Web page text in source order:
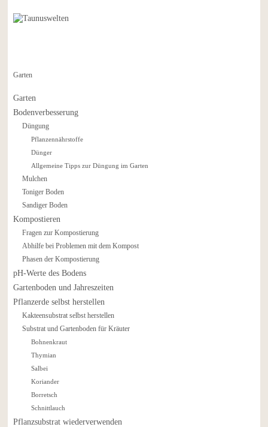
Garten
Garten
Bodenverbesserung
Düngung
Pflanzennährstoffe
Dünger
Allgemeine Tipps zur Düngung im Garten
Mulchen
Toniger Boden
Sandiger Boden
Kompostieren
Fragen zur Kompostierung
Abhilfe bei Problemen mit dem Kompost
Phasen der Kompostierung
pH-Werte des Bodens
Gartenboden und Jahreszeiten
Pflanzerde selbst herstellen
Kakteensubstrat selbst herstellen
Substrat und Gartenboden für Kräuter
Bohnenkraut
Thymian
Salbei
Koriander
Borretsch
Schnittlauch
Pflanzsubstrat wiederverwenden